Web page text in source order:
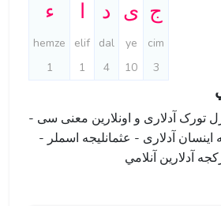
ج ی د ا ء
cim
ye
dal
elif
hemze
3
10
4
1
1
تورک آدلاری و اونلارین معنی سی -
آدلاری - عثمانليجه اسملر -
آدلارین آنلامي